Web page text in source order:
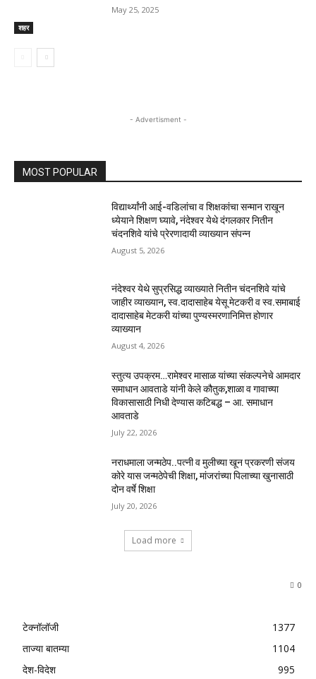
शहर
May 25, 2025
- Advertisment -
MOST POPULAR
विद्यार्थ्यांनी आई-वडिलांचा व शिक्षकांचा सन्मान राखून
ध्येयाने शिक्षण घ्यावे, नंदेश्वर येथे दंगलकार नितीन
चंदनशिवे यांचे प्रेरणादायी व्याख्यान संपन्न
August 5, 2026
नंदेश्वर येथे सुप्रसिद्ध व्याख्याते नितीन चंदनशिवे यांचे
जाहीर व्याख्यान, स्व.दादासाहेब येसू मेटकरी व स्व.समाबाई
दादासाहेब मेटकरी यांच्या पुण्यस्मरणानिमित्त होणार
व्याख्यान
August 4, 2026
स्तुत्य उपक्रम…रामेश्वर मासाळ यांच्या संकल्पनेचे आमदार
समाधान आवताडे यांनी केले कौतुक,शाळा व गावाच्या
विकासासाठी निधी देण्यास कटिबद्ध – आ. समाधान
आवताडे
July 22, 2026
नराधमाला जन्मठेप..पत्नी व मुलीच्या खून प्रकरणी संजय
कोरे यास जन्मठेपेची शिक्षा, मांजरांच्या पिलाच्या खुनासाठी
दोन वर्षे शिक्षा
July 20, 2026
Load more
0
टेक्नॉलॉजी
1377
ताज्या बातम्या
1104
देश-विदेश
995